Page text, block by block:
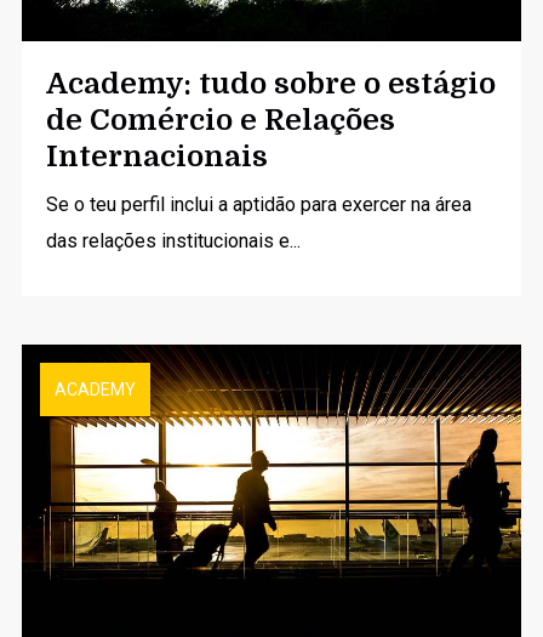
Academy: tudo sobre o estágio
de Comércio e Relações
Internacionais
Se o teu perfil inclui a aptidão para exercer na área
das relações institucionais e...
ACADEMY